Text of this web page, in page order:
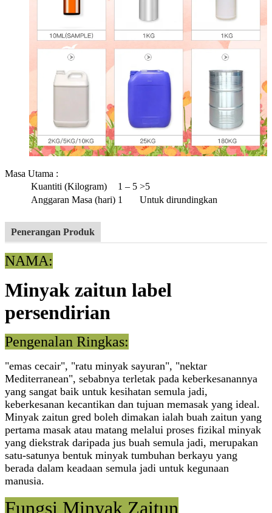
Masa Utama :
Kuantiti (Kilogram)
1 – 5 >5
Anggaran Masa (hari) 1 Untuk dirundingkan
Penerangan Produk
NAMA:
Minyak zaitun label
persendirian
Pengenalan Ringkas:
"emas cecair", "ratu minyak sayuran", "nektar
Mediterranean", sebabnya terletak pada keberkesanannya
yang sangat baik untuk kesihatan semula jadi,
keberkesanan kecantikan dan tujuan memasak yang ideal.
Minyak zaitun gred boleh dimakan ialah buah zaitun yang
pertama masak atau matang melalui proses fizikal minyak
yang diekstrak daripada jus buah semula jadi, merupakan
satu-satunya bentuk minyak tumbuhan berkayu yang
berada dalam keadaan semula jadi untuk kegunaan
manusia.
Fungsi Minyak Zaitun